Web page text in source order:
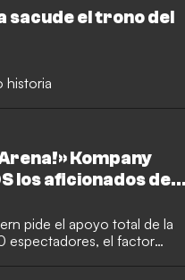
sacude el trono del
historia
Kompany
los aficionados del
pide el apoyo total de la
espectadores, el factor
y el pase a la siguiente